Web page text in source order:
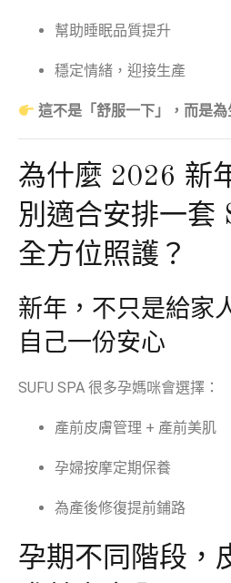
幫助睡眠品質提升
穩定情緒，迎接生產
這不是「舒服一下」，而是
為什麼 2026 新
別適合安排一套
全方位照護？
新年，不只是給家
自己一份安心
SUFU SPA 很多孕媽咪會選擇：
產前皮膚管理 + 產前美肌
孕婦按摩定期保養
為產後修復提前鋪路
孕期不同階段，